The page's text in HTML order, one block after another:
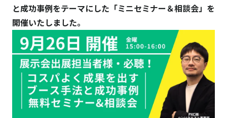
と成功事例をテーマにした「ミニセミナー＆相談会」を
開催いたしました。